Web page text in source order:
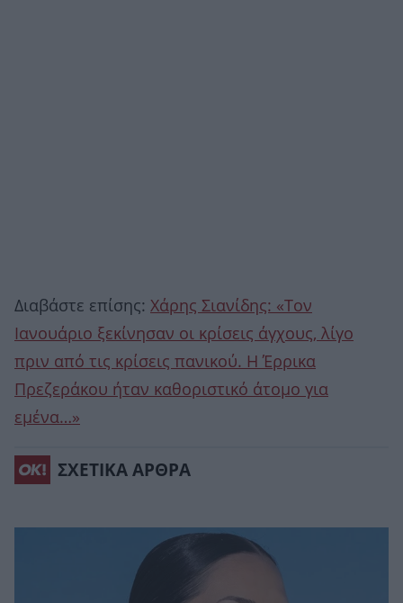
Διαβάστε επίσης: Χάρης Σιανίδης: «Τον
Ιανουάριο ξεκίνησαν οι κρίσεις άγχους, λίγο
πριν από τις κρίσεις πανικού. Η Έρρικα
Πρεζεράκου ήταν καθοριστικό άτομο για
εμένα…»
ΣΧΕΤΙΚΑ ΑΡΘΡΑ